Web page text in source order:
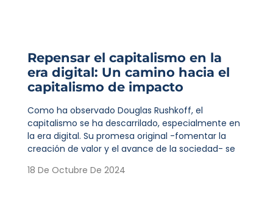
Repensar el capitalismo en la
era digital: Un camino hacia el
capitalismo de impacto
Como ha observado Douglas Rushkoff, el
capitalismo se ha descarrilado, especialmente en
la era digital. Su promesa original -fomentar la
creación de valor y el avance de la sociedad- se
18 De Octubre De 2024